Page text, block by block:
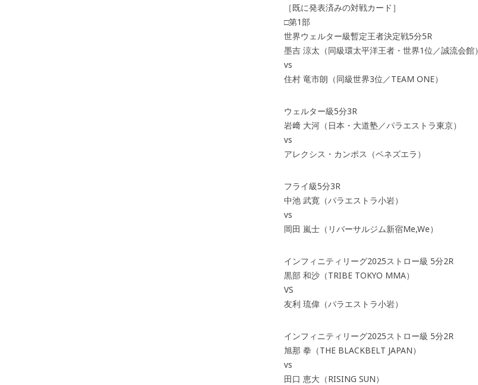
［既に発表済みの対戦カード］
□第1部
世界ウェルター級暫定王者決定戦5分5R
墨吉 涼太（同級環太平洋王者・世界1位／誠流会館）
vs
住村 竜市朗（同級世界3位／TEAM ONE）
ウェルター級5分3R
岩﨑 大河（日本・大道塾／パラエストラ東京）
vs
アレクシス・カンポス（ベネズエラ）
フライ級5分3R
中池 武寛（パラエストラ小岩）
vs
岡田 嵐士（リバーサルジム新宿Me,We）
インフィニティリーグ2025ストロー級 5分2R
黒部 和沙（TRIBE TOKYO MMA）
VS
友利 琉偉（パラエストラ小岩）
インフィニティリーグ2025ストロー級 5分2R
旭那 拳（THE BLACKBELT JAPAN）
vs
田口 恵大（RISING SUN）